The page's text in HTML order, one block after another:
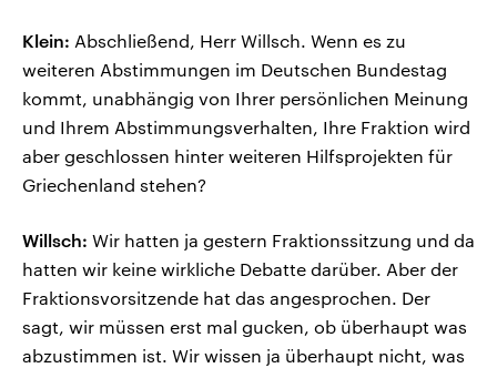
Klein: Abschließend, Herr Willsch. Wenn es zu
weiteren Abstimmungen im Deutschen Bundestag
kommt, unabhängig von Ihrer persönlichen Meinung
und Ihrem Abstimmungsverhalten, Ihre Fraktion wird
aber geschlossen hinter weiteren Hilfsprojekten für
Griechenland stehen?
Willsch: Wir hatten ja gestern Fraktionssitzung und da
hatten wir keine wirkliche Debatte darüber. Aber der
Fraktionsvorsitzende hat das angesprochen. Der
sagt, wir müssen erst mal gucken, ob überhaupt was
abzustimmen ist. Wir wissen ja überhaupt nicht, was